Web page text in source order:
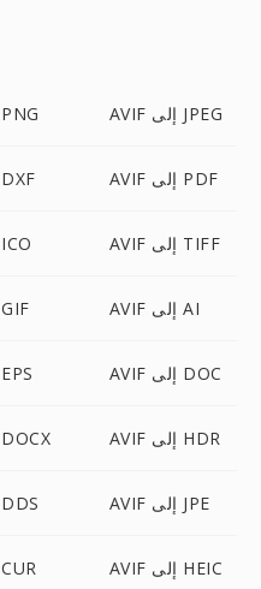
AVIF إلى PNG AVIF إلى JPEG
AVIF إلى DXF AVIF إلى PDF
AVIF إلى ICO AVIF إلى TIFF
AVIF إلى GIF AVIF إلى AI
AVIF إلى EPS AVIF إلى DOC
AVIF إلى DOCX AVIF إلى HDR
AVIF إلى DDS AVIF إلى JPE
AVIF إلى CUR AVIF إلى HEIC